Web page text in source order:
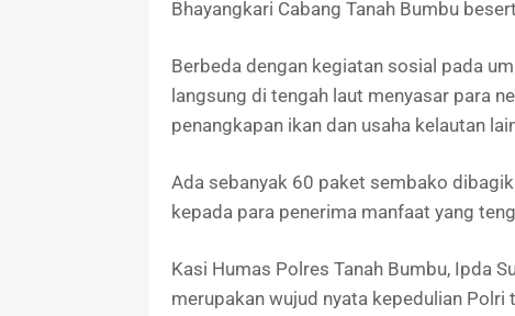
Bhayangkari Cabang Tanah Bumbu
Berbeda dengan kegiatan sosial pada
langsung di tengah laut menyasar para
penangkapan ikan dan usaha kelautan
Ada sebanyak 60 paket sembako
kepada para penerima manfaat yang
Kasi Humas Polres Tanah Bumbu, Ipda
merupakan wujud nyata kepedulian